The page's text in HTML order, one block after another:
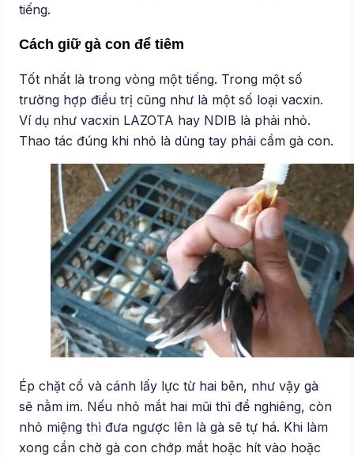
tiếng.
Cách giữ gà con để tiêm
Tốt nhất là trong vòng một tiếng. Trong một số
trường hợp điều trị cũng như là một số loại vacxin.
Ví dụ như vacxin LAZOTA hay NDIB là phải nhỏ.
Thao tác đúng khi nhỏ là dùng tay phải cầm gà con.
Ép chặt cổ và cánh lấy lực từ hai bên, như vậy gà
sẽ nằm im. Nếu nhỏ mắt hai mũi thì để nghiêng, còn
nhỏ miệng thì đưa ngược lên là gà sẽ tự há. Khi làm
xong cần chờ gà con chớp mắt hoặc hít vào hoặc